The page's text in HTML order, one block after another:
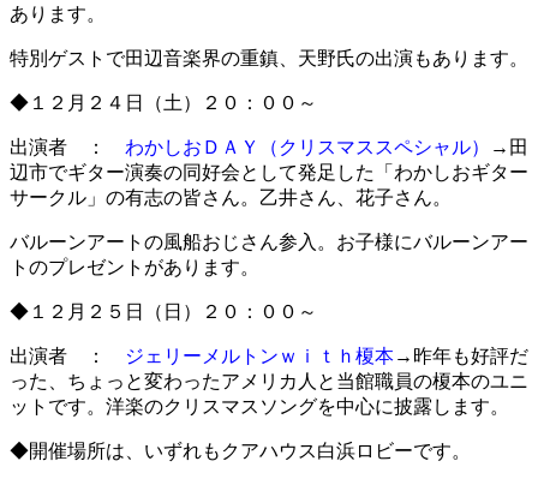
あります。
特別ゲストで田辺音楽界の重鎮、天野氏の出演もあります。
◆１２月２４日（土）２０：００～
出演者 ： わかしおＤＡＹ（クリスマススペシャル）
→田
辺市でギター演奏の同好会として発足した「わかしおギター
サークル」の有志の皆さん。乙井さん、花子さん。
バルーンアートの風船おじさん参入。お子様にバルーンアー
トのプレゼントがあります。
◆１２月２５日（日）２０：００～
出演者 ： ジェリーメルトンｗｉｔｈ榎本→昨年も好評だ
った、ちょっと変わったアメリカ人と当館職員の榎本のユニ
ットです。洋楽のクリスマスソングを中心に披露します。
◆開催場所は、いずれもクアハウス白浜ロビーです。